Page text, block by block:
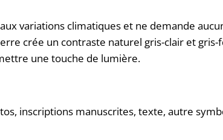
variations climatiques et ne demande
crée un contraste naturel gris-clair et gris-
une touche de lumière.
inscriptions manuscrites, texte, autre